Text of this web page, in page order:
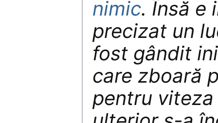
nimic. Însă e
precizat un
fost gândit
care zboară
pentru